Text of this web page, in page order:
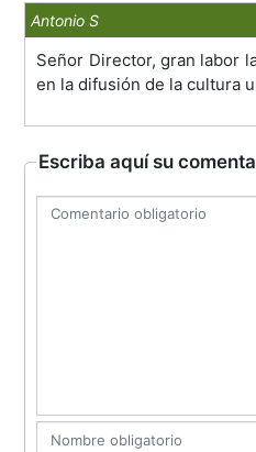
Antonio S
Señor Director, gran labor
en la difusión de la cultura
Escriba aquí su